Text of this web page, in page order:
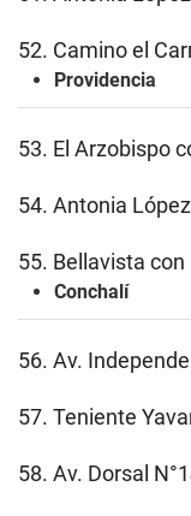
52. Camino el
Providencia
53. El Arzobispo
54. Antonia
55. Bellavista
Conchalí
56. Av.
57. Teniente
58. Av. Dorsal